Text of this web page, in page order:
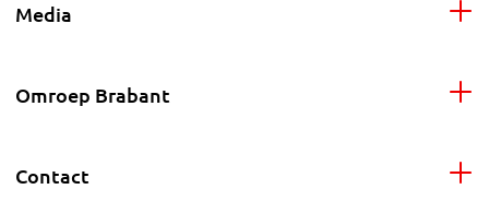
Media
Omroep Brabant
Contact